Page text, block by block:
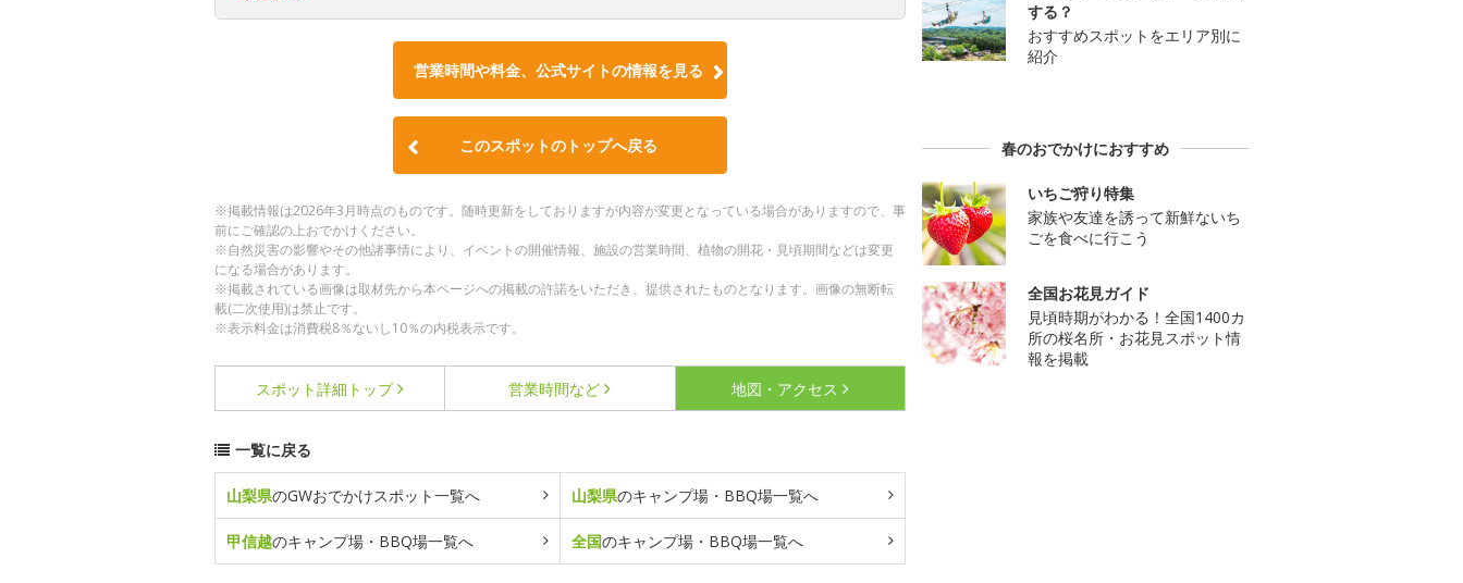
営業時間や料金、公式サイトの情報を見る
このスポットのトップへ戻る
※掲載情報は2026年3月時点のものです。随時更新をしておりますが内容が変更となっている場合がありますので、事
前にご確認の上おでかけください。
※自然災害の影響やその他諸事情により、イベントの開催情報、施設の営業時間、植物の開花・見頃期間などは変更
になる場合があります。
※掲載されている画像は取材先から本ページへの掲載の許諾をいただき、提供されたものとなります。画像の無断転
載(二次使用)は禁止です。
※表示料金は消費税8％ないし10％の内税表示です。
スポット詳細 トップ 営業時間など 地図・アクセス
一覧に戻る
山梨県のGWおでかけスポット一覧へ 山梨県のキャンプ場・BBQ場一覧へ
甲信越のキャンプ場・BBQ場一覧へ 全国のキャンプ場・BBQ場一覧へ
する？
おすすめスポットをエリア別に
紹介
春のおでかけにおすすめ
いちご狩り特集
家族や友達を誘って新鮮ないち
ごを食べに行こう
全国お花見ガイド
見頃時期がわかる！全国1400カ
所の桜名所・お花見スポット情
報を掲載